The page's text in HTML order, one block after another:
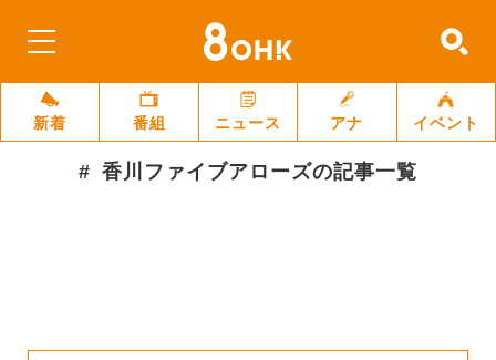
新着 番組 ニュース アナ イベント
香川ファイブアローズの記事一覧